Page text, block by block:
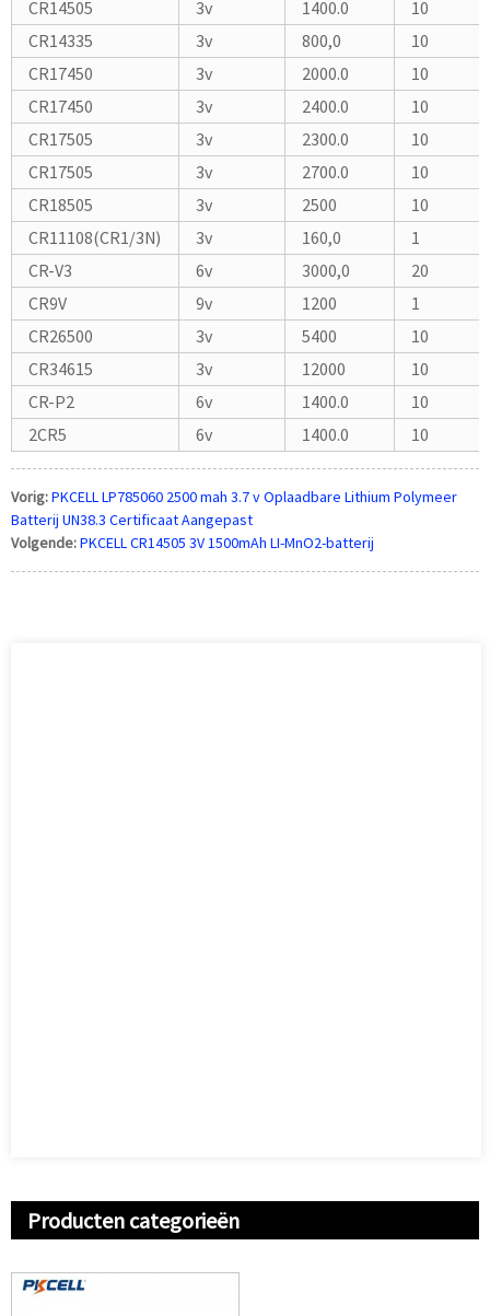
CR14505 3v 1400.0
10
CR14335
3v 800,0
10
CR17450
3v 2000.0
10
CR17450
3v 2400.0
10
CR17505
3v 2300.0
10
CR17505
3v 2700.0
10
CR18505
3v 2500
10
CR11108(CR1/3N)
3v 160,0
1
CR-V3
6v 3000,0
20
CR9V
9v 1200
1
CR26500
3v 5400
10
CR34615
3v 12000
10
CR-P2
6v 1400.0
10
2CR5
6v 1400.0 10
Vorig:PKCELL LP785060 2500 mah 3.7 v Oplaadbare Lithium Polymeer
Batterij UN38.3 Certificaat Aangepast
Volgende:PKCELL CR14505 3V 1500mAh LI-MnO2-batterij
Producten categorieën